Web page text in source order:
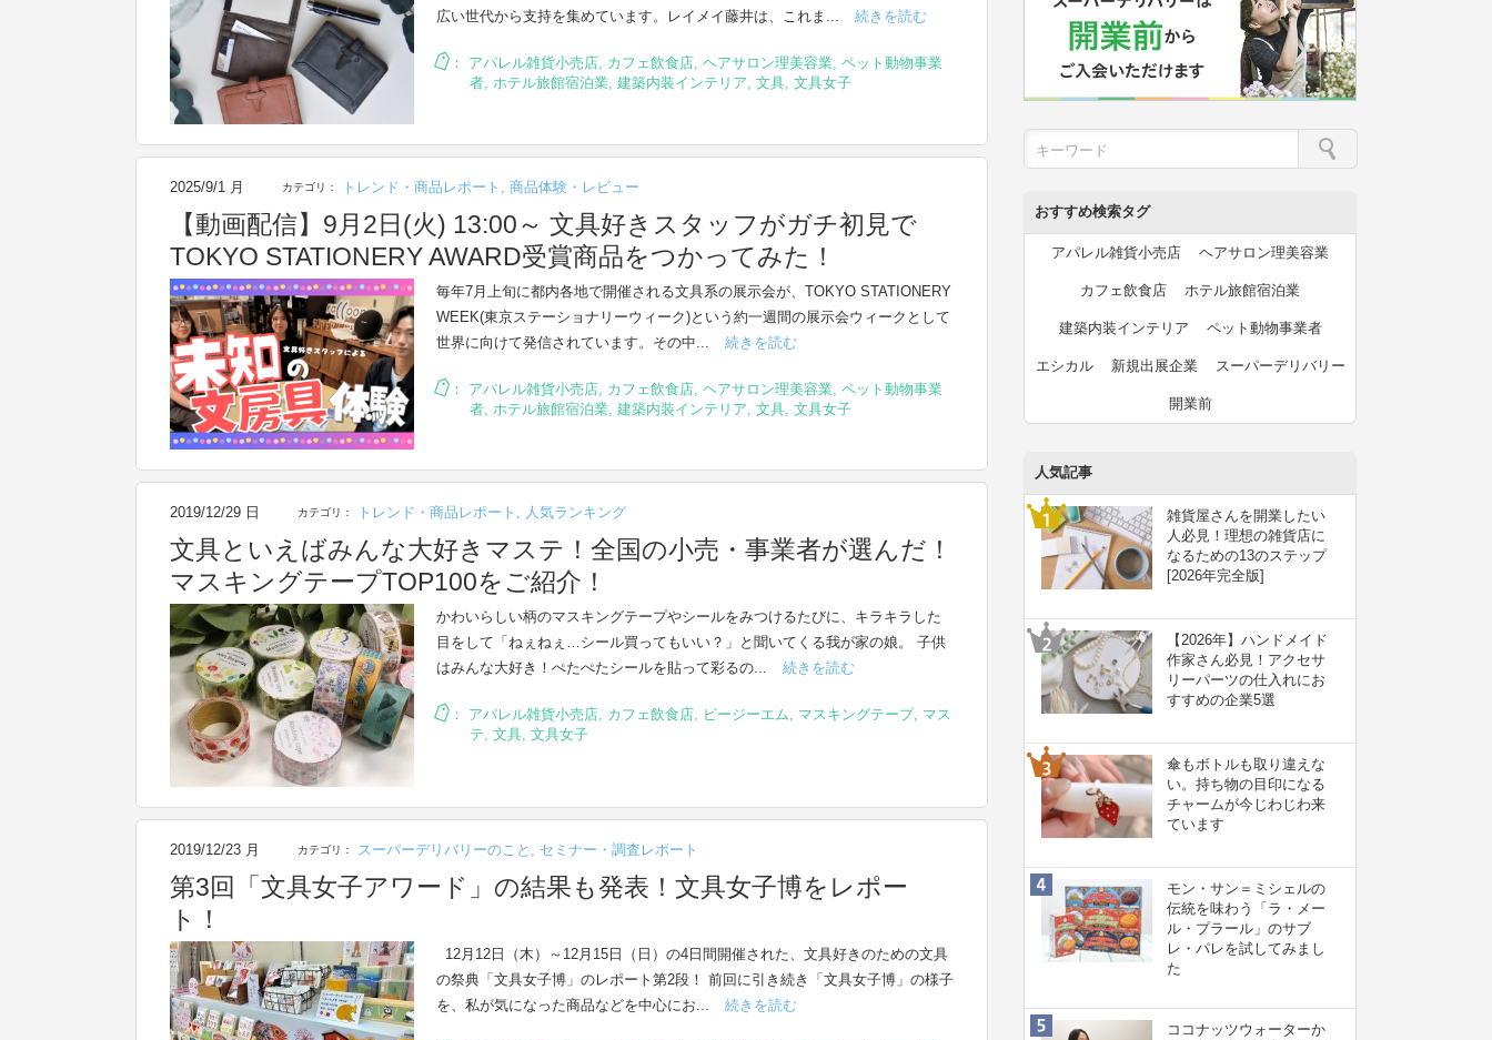
広い世代から支持を集めています。レイメイ藤井は、これま...
続きを読む
： アパレル雑貨小売店, カフェ飲食店, ヘアサロン理美容業, ペット動物事業
者, ホテル旅館宿泊業, 建築内装インテリア, 文具, 文具女子
2025/9/1 月 カテゴリ： トレンド・商品レポート 商品体験・レビュー
【動画配信】9月2日(火) 13:00～ 文具好きスタッフがガチ初見で
TOKYO STATIONERY AWARD受賞商品をつかってみた！
毎年7月上旬に都内各地で開催される文具系の展示会が、TOKYO STATIONERY
WEEK(東京ステーショナリーウィーク)という約一週間の展示会ウィークとして
世界に向けて発信されています。その中...
続きを読む
： アパレル雑貨小売店, カフェ飲食店, ヘアサロン理美容業 ペット動物事業
者 ホテル旅館宿泊業 建築内装インテリア 文具 文具女子
2019/12/29 日 カテゴリ： トレンド・商品レポート , 人気ランキング
文具といえばみんな大好きマステ！全国の小売・事業者が選んだ！
マスキングテープTOP100をご紹介！
かわいらしい柄のマスキングテープやシールをみつけるたびに、キラキラした
目をして「ねぇねぇ…シール買ってもいい？」と聞いてくる我が家の娘。 子供
はみんな大好き！ぺたぺたシールを貼って彩るの...
続きを読む
： アパレル雑貨小売店, カフェ飲食店, ビージーエム, マスキングテープ, マス
テ, 文具, 文具女子
2019/12/23 月 カテゴリ： スーパーデリバリーのこと , セミナー・調査レポート
第3回「文具女子アワード」の結果も発表！文具女子博をレポー
ト！
12月12日（木）～12月15日（日）の4日間開催された、文具好きのための文具
の祭典「文具女子博」のレポート第2段！ 前回に引き続き「文具女子博」の様子
を、私が気になった商品などを中心にお...
続きを読む
おすすめ検索タグ
アパレル雑貨小売店 ヘアサロン理美容業
カフェ飲食店 ホテル旅館宿泊業
建築内装インテリア ペット動物事業者
エシカル 新規出展企業 スーパーデリバリー
開業前
人気記事
雑貨屋さんを開業したい
人必見！理想の雑貨店に
なるための13のステップ
[2026年完全版]
【2026年】ハンドメイド
作家さん必見！アクセサ
リーパーツの仕入れにお
すすめの企業5選
傘もボトルも取り違えな
い。持ち物の目印になる
チャームが今じわじわ来
ています
モン・サン＝ミシェルの
伝統を味わう「ラ・メー
ル・プラール」のサブ
レ・パレを試してみまし
た
ココナッツウォーターか